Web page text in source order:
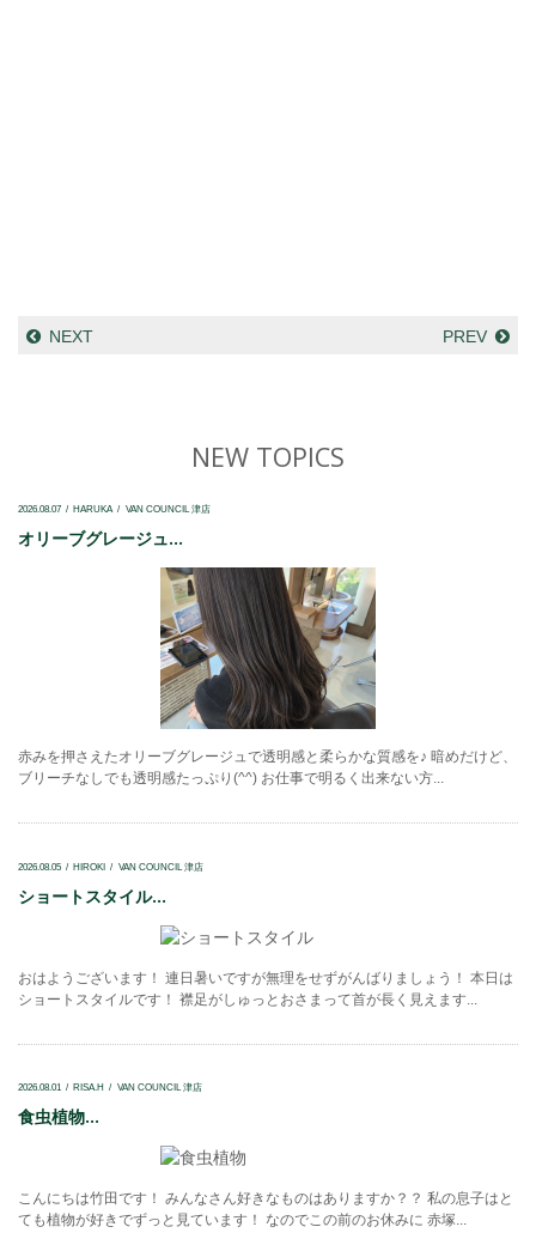
NEXT PREV
NEW TOPICS
2026.08.07 HARUKA VAN COUNCIL 津店
オリーブグレージュ...
赤みを押さえたオリーブグレージュで透明感と柔らかな質感を♪ 暗めだけど、
ブリーチなしでも透明感たっぷり(^^) お仕事で明るく出来ない方...
2026.08.05 HIROKI VAN COUNCIL 津店
ショートスタイル...
おはようございます！ 連日暑いですが無理をせずがんばりましょう！ 本日は
ショートスタイルです！ 襟足がしゅっとおさまって首が長く見えます...
2026.08.01 RISA.H VAN COUNCIL 津店
食虫植物...
こんにちは竹田です！ みんなさん好きなものはありますか？？ 私の息子はと
ても植物が好きでずっと見ています！ なのでこの前のお休みに 赤塚...